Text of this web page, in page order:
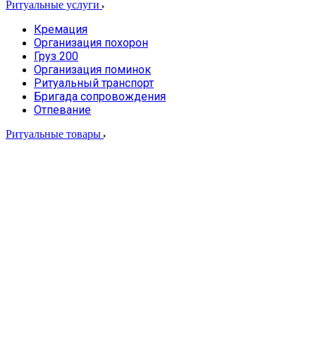
Ритуальные услуги
Кремация
Организация похорон
Груз 200
Организация поминок
Ритуальный транспорт
Бригада сопровождения
Отпевание
Ритуальные товары